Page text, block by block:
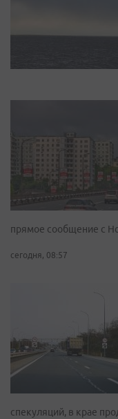
прямое сообщение с
сегодня, 08:57
спекуляций, в крае